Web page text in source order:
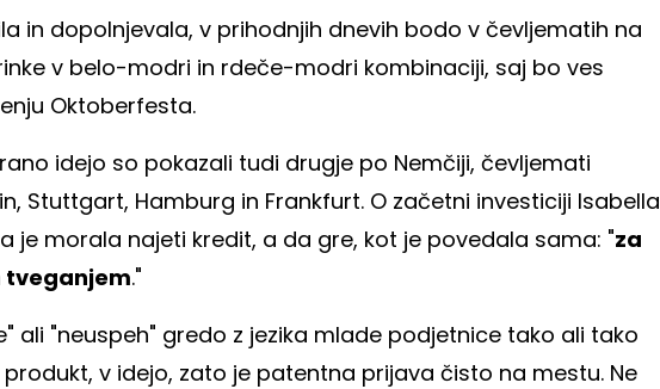
in dopolnjevala, v prihodnjih dnevih bodo v čevljematih na
v belo-modri in rdeče-modri kombinaciji, saj bo ves
Oktoberfesta.
idejo so pokazali tudi drugje po Nemčiji, čevljemati
Stuttgart, Hamburg in Frankfurt. O začetni investiciji Isabella
je morala najeti kredit, a da gre, kot je povedala sama: "za
tveganjem."
ali "neuspeh" gredo z jezika mlade podjetnice tako ali tako
produkt, v idejo, zato je patentna prijava čisto na mestu. Ne